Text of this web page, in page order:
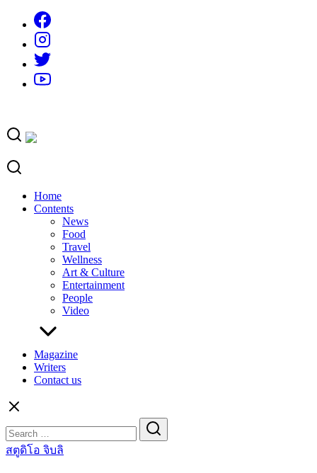
content
Home
Contents
News
Food
Travel
Wellness
Art & Culture
Entertainment
People
Video
Magazine
Writers
Contact us
for:
สตูดิโอ จิบลิ